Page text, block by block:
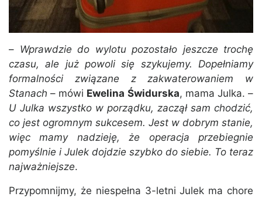
– Wprawdzie do wylotu pozostało jeszcze trochę
czasu, ale już powoli się szykujemy. Dopełniamy
formalności związane z zakwaterowaniem w
Stanach– mówi Ewelina Świdurska, mama Julka. –
U Julka wszystko w porządku, zaczął sam chodzić,
co jest ogromnym sukcesem. Jest w dobrym stanie,
więc mamy nadzieję, że operacja przebiegnie
pomyślnie i Julek dojdzie szybko do siebie. To teraz
najważniejsze.
Przypomnijmy, że niespełna 3-letni Julek ma chore